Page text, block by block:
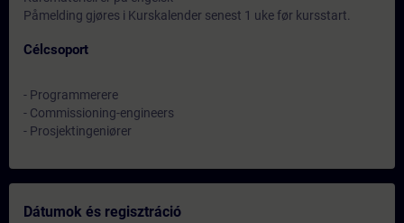
Påmelding gjøres i Kurskalender senest 1 uke før kursstart.
Célcsoport
- Programmerere
- Commissioning-engineers
- Prosjektingeniører
Dátumok és regisztráció